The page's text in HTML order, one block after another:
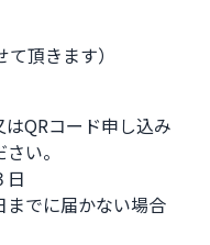
頂きます）
QRコード申し込み
い。
日
までに届かない場合